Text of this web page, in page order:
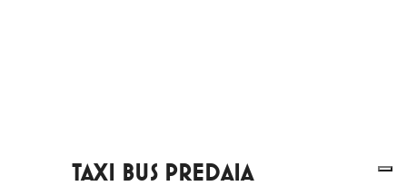
TAXI BUS PREDAIA